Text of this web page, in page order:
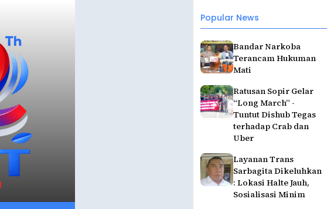
Popular News
Bandar Narkoba
Terancam Hukuman
Mati
Ratusan Sopir Gelar
“Long March” -
Tuntut Dishub Tegas
terhadap Crab dan
Uber
Layanan Trans
Sarbagita Dikeluhkan
: Lokasi Halte Jauh,
Sosialisasi Minim